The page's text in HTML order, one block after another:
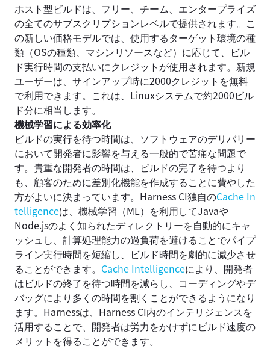
ホスト型ビルドは、フリー、チーム、エンタープライズ
の全てのサブスクリプションレベルで提供されます。こ
の新しい価格モデルでは、使用するターゲット環境の種
類（OSの種類、マシンリソースなど）に応じて、ビル
ド実行時間の支払いにクレジットが使用されます。新規
ユーザーは、サインアップ時に2000クレジットを無料
で利用できます。これは、Linuxシステムで約2000ビル
ド分に相当します。
機械学習による効率化
ビルドの実行を待つ時間は、ソフトウェアのデリバリー
において開発者に影響を与える一般的で苦痛な問題で
す。貴重な開発者の時間は、ビルドの完了を待つより
も、顧客のために差別化機能を作成することに費やした
方がよいに決まっています。Harness CI独自のCache In
telligenceは、機械学習（ML）を利用してJavaや
Node.jsのよく知られたディレクトリーを自動的にキャ
ッシュし、計算処理能力の過負荷を避けることでパイプ
ライン実行時間を短縮し、ビルド時間を劇的に減少させ
ることができます。 Cache Intelligenceにより、開発者
はビルドの終了を待つ時間を減らし、コーディングやデ
バッグにより多くの時間を割くことができるようになり
ます。Harnessは、Harness CI内のインテリジェンスを
活用することで、開発者は労力をかけずにビルド速度の
メリットを得ることができます。